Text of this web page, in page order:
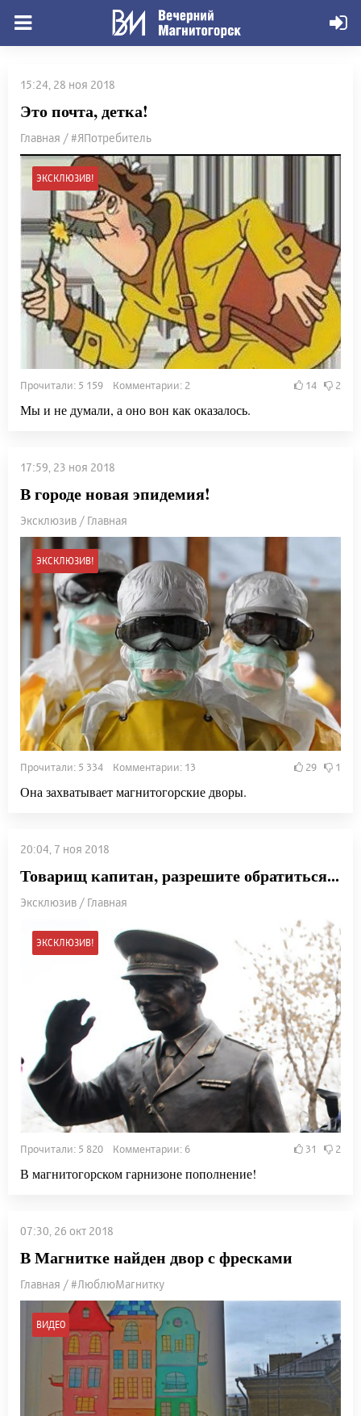
15:24, 28 ноя 2018
Это почта, детка!
Главная / #ЯПотребитель
ЭКСКЛЮЗИВ!
Прочитали: 5 159 Комментарии: 2 14 2
Мы и не думали, а оно вон как оказалось.
17:59, 23 ноя 2018
В городе новая эпидемия!
Эксклюзив / Главная
ЭКСКЛЮЗИВ!
Прочитали: 5 334 Комментарии: 13 29 1
Она захватывает магнитогорские дворы.
20:04, 7 ноя 2018
Товарищ капитан, разрешите обратиться...
Эксклюзив / Главная
ЭКСКЛЮЗИВ!
Прочитали: 5 820 Комментарии: 6 31 2
В магнитогорском гарнизоне пополнение!
07:30, 26 окт 2018
В Магнитке найден двор с фресками
Главная / #ЛюблюМагнитку
ВИДЕО